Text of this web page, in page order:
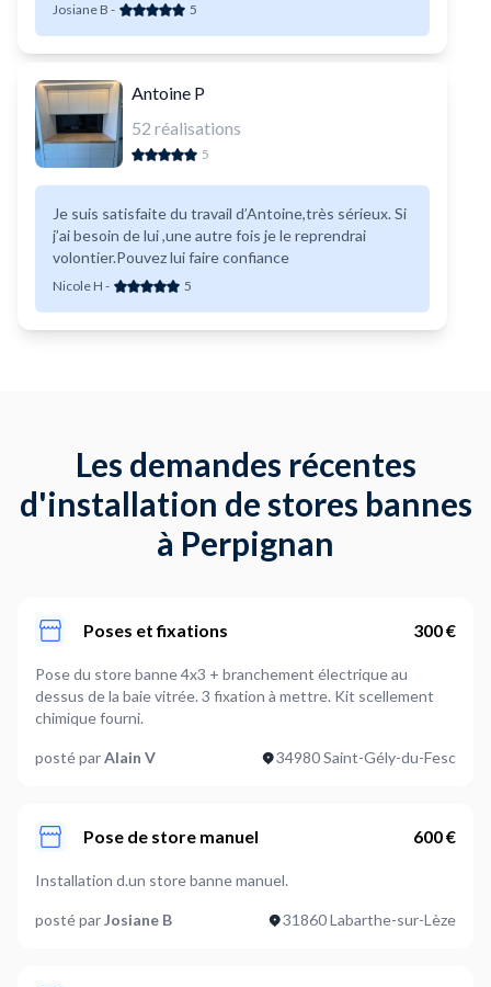
Josiane B - 5
Antoine P
52 réalisations
5
Je suis satisfaite du travail d’Antoine,très sérieux. Si
j’ai besoin de lui ,une autre fois je le reprendrai
volontier.Pouvez lui faire confiance
Nicole H - 5
Les demandes récentes
d'installation de stores bannes
à Perpignan
Poses et fixations 300 €
Pose du store banne 4x3 + branchement électrique au
dessus de la baie vitrée. 3 fixation à mettre. Kit scellement
chimique fourni.
posté parAlain V 34980 Saint-Gély-du-Fesc
Pose de store manuel 600 €
Installation d.un store banne manuel.
posté parJosiane B 31860 Labarthe-sur-Lèze